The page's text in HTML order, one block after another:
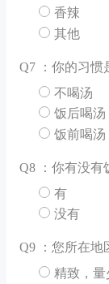
香辣
其他
Q7 ：你的习惯
不喝汤
饭后喝汤
饭前喝汤
Q8 ：你有没有
有
没有
Q9 ：您所在地
精致，量